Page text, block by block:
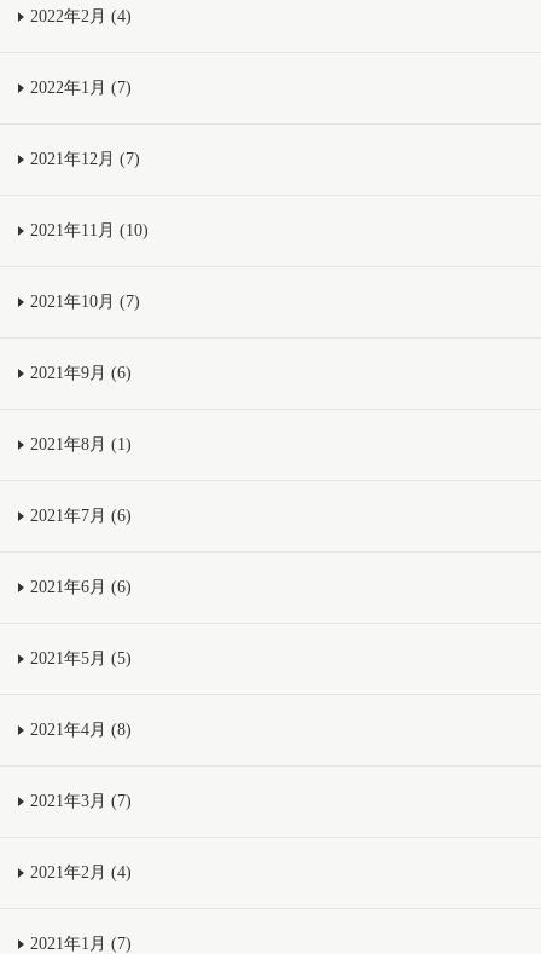
2022年2月 (4)
2022年1月 (7)
2021年12月 (7)
2021年11月 (10)
2021年10月 (7)
2021年9月 (6)
2021年8月 (1)
2021年7月 (6)
2021年6月 (6)
2021年5月 (5)
2021年4月 (8)
2021年3月 (7)
2021年2月 (4)
2021年1月 (7)